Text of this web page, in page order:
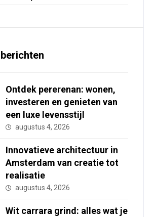
Ontdek pererenan: wonen,
investeren en genieten van
een luxe levensstijl
augustus 4, 2026
Innovatieve architectuur in
Amsterdam van creatie tot
realisatie
augustus 4, 2026
Wit carrara grind: alles wat je